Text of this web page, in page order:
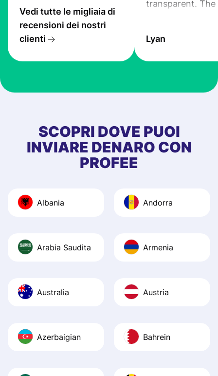
Vedi tutte le migliaia di
recensioni dei nostri
clienti
transparent. The
the exchange
at Profee is very
first started
app, and they
quick to provide
Recommend it!
Lyan
SCOPRI DOVE PUOI
INVIARE DENARO CON
PROFEE
Albania Andorra
Arabia Saudita Armenia
Australia Austria
Azerbaigian Bahrein